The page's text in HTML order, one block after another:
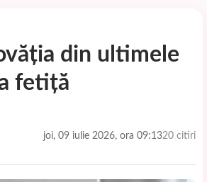
din ultimele
fetiță
joi, 09 iulie 2026, ora 09:1320 citiri